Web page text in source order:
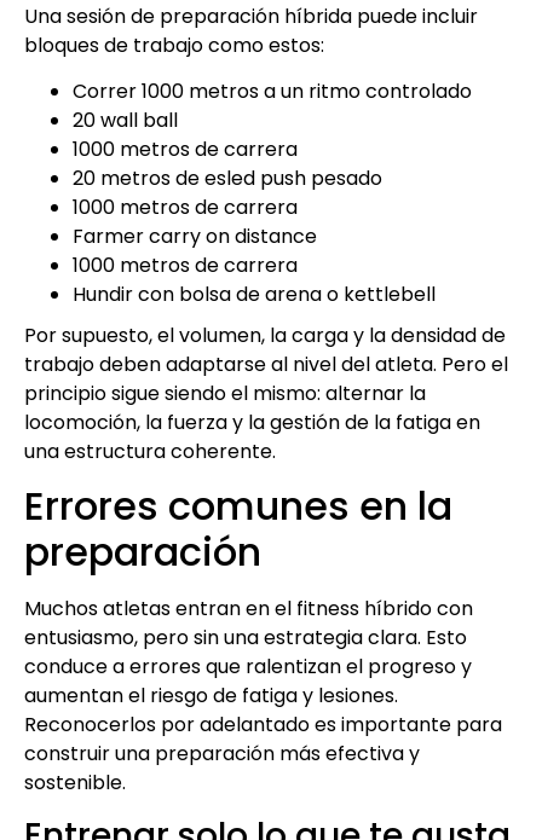
Una sesión de preparación híbrida puede incluir
bloques de trabajo como estos:
Correr 1000 metros a un ritmo controlado
20 wall ball
1000 metros de carrera
20 metros de esled push pesado
1000 metros de carrera
Farmer carry on distance
1000 metros de carrera
Hundir con bolsa de arena o kettlebell
Por supuesto, el volumen, la carga y la densidad de
trabajo deben adaptarse al nivel del atleta. Pero el
principio sigue siendo el mismo: alternar la
locomoción, la fuerza y la gestión de la fatiga en
una estructura coherente.
Errores comunes en la
preparación
Muchos atletas entran en el fitness híbrido con
entusiasmo, pero sin una estrategia clara. Esto
conduce a errores que ralentizan el progreso y
aumentan el riesgo de fatiga y lesiones.
Reconocerlos por adelantado es importante para
construir una preparación más efectiva y
sostenible.